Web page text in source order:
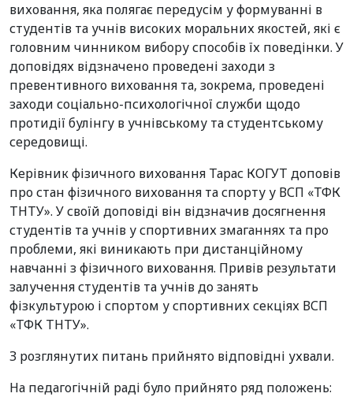
виховання, яка полягає передусім у формуванні в
студентів та учнів високих моральних якостей, які є
головним чинником вибору способів їх поведінки. У
доповідях відзначено проведені заходи з
превентивного виховання та, зокрема, проведені
заходи соціально-психологічної служби щодо
протидії булінгу в учнівському та студентському
середовищі.
Керівник фізичного виховання Тарас КОГУТ доповів
про стан фізичного виховання та спорту у ВСП «ТФК
ТНТУ». У своїй доповіді він відзначив досягнення
студентів та учнів у спортивних змаганнях та про
проблеми, які виникають при дистанційному
навчанні з фізичного виховання. Привів результати
залучення студентів та учнів до занять
фізкультурою і спортом у спортивних секціях ВСП
«ТФК ТНТУ».
З розглянутих питань прийнято відповідні ухвали.
На педагогічній раді було прийнято ряд положень: